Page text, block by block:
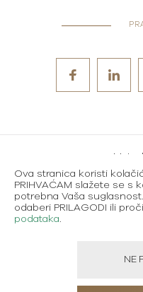
Uvjeti
Ova stranica koristi
PRIHVAĆAM slažete se s
potrebna Vaša
odaberi PRILAGODI ili
podataka.
NE